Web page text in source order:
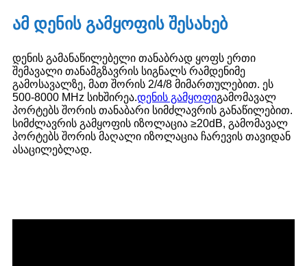
ამ დენის გამყოფის შესახებ
დენის გამანაწილებელი თანაბრად ყოფს ერთი
შემავალი თანამგზავრის სიგნალს რამდენიმე
გამოსავალზე, მათ შორის 2/4/8 მიმართულებით. ეს
500-8000 MHz სიხშირეა.დენის გამყოფიგამომავალ
პორტებს შორის თანაბარი სიმძლავრის განაწილებით.
სიმძლავრის გამყოფის იზოლაცია ≥20dB, გამომავალ
პორტებს შორის მაღალი იზოლაცია ჩარევის თავიდან
ასაცილებლად.